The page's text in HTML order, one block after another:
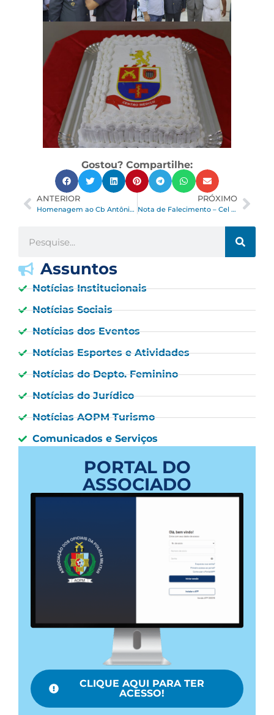
Gostou? Compartilhe:
ANTERIOR
Homenagem ao Cb Antônio Carlos Jeffery
PRÓXIMO
Nota de Falecimento – Cel PM Emygdio Garibe
Assuntos
Notícias Institucionais
Notícias Sociais
Notícias dos Eventos
Notícias Esportes e Atividades
Notícias do Depto. Feminino
Notícias do Jurídico
Notícias AOPM Turismo
Comunicados e Serviços
PORTAL DO
ASSOCIADO
CLIQUE AQUI PARA TER
ACESSO!